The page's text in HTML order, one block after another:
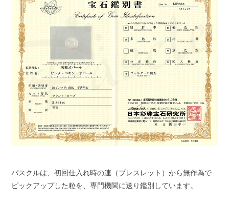
パスクルは、初回仕入れ時の連（ブレスレット）から無作為で
ピックアップした粒を、専門機関に送り鑑別しています。